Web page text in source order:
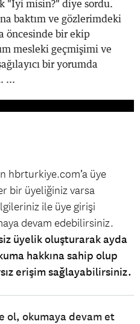
"İyi misin?" diye sordu.
baktım ve gözlerimdeki
öncesinde bir ekip
mesleki geçmişimi ve
bir yorumda
...
hbrturkiye.com’a üye
bir üyeliğiniz varsa
ile üye girişi
devam edebilirsiniz.
üyelik oluşturarak ayda
hakkına sahip olup
erişim sağlayabilirsiniz.
ol, okumaya devam et